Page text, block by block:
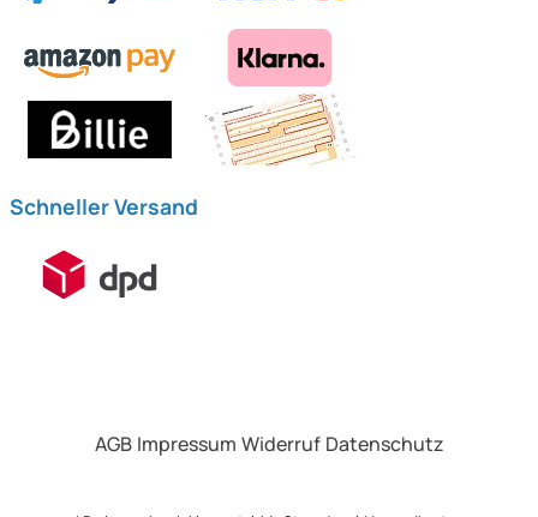
Schneller Versand
AGB Impressum Widerruf Datenschutz